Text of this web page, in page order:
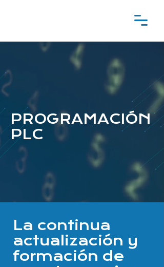
PROGRAMACIÓN
PLC
La continua
actualización y
formación de